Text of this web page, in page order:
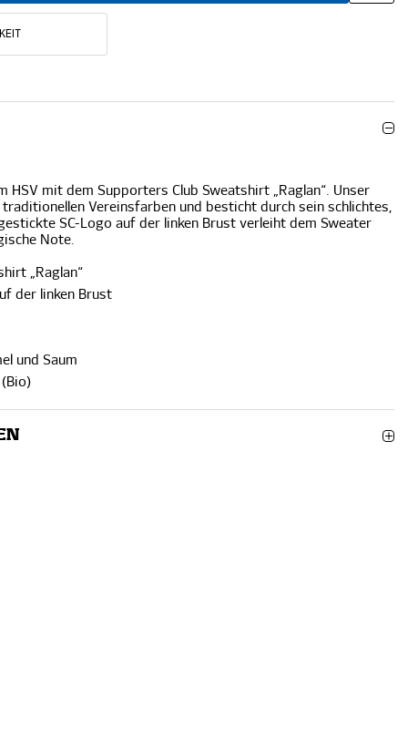
HSV mit dem Supporters Club Sweatshirt „Raglan“. Unser
Vereinsfarben und besticht durch sein schlichtes,
SC-Logo auf der linken Brust verleiht dem Sweater
Note.
„Raglan“
der linken Brust
und Saum
(Bio)